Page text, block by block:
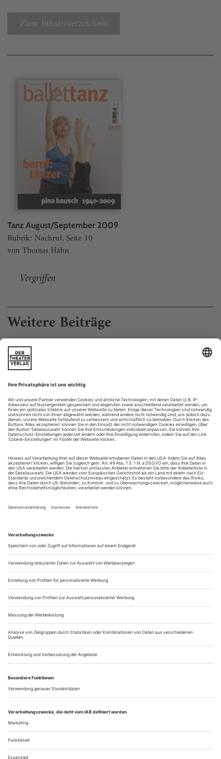
Zum Inhaltsverzeichnis
Tanz August/September 2009
Rubrik: Nachruf, Seite 10
von Thomas Hahn
Vergriffen
Weitere Beiträge
Rafael Bonachela: «The Land of Yes and the Land of no»
London
brachte. Dass ein Choreograf den Ausflug in die Pop-Etage
des Tanzes auch gut für eine ernsthaftere Annäherung
gebrauchen kann, sah man dem katalanischen Choreografen
Rafael Bonachela bei den Ludwigsburger Schlossfestspielen
etwas zu mühelos an. Immerhin dort zeigte das in London
Michael Jackson
Der King of Pop hat aus der Musikbranche ein Tanzmedium gemacht
Michael Jackson, das Pop gewordene Paradox, der androgyne
perfektionistischer Bühnenasket, der ohne Rücksicht auf die
eigene Person für jeden Auftritt alle Register zieht. Der
lebenslange Versuch der Synthese aller amerikanischen
Widersprüche und unerreicht...
«Jeder soll so sein, wie er ist»
Raimund Hoghe begleitete Pina Bauschs Schaffen von 1979 bis 1987
und entwickelte mit ihr die Dramaturgie der Stücke «1980» bis
«Ahnen». Heute steht er in seinen eigenen Stücken auf der Bühne.
Pina und ihr Dramaturg.1977 habe ich zum ersten Mal ein
Stück von Pina gesehen, «Blaubart». Danach kamen ihre
«Macbeth»-Paraphrase «Er nimmt sie an der Hand und führt
sie in das Schloß, die anderen folgen» und «Kontakthof». Zu
der Zeit schrieb ich viel über Theater und schlug der
Zeitschrift «Theater heute» 1979 einen umfangreicheren Text
über Pinas Arbeit vor....
Über uns Kontakt Kritikerumfrage Newsletter